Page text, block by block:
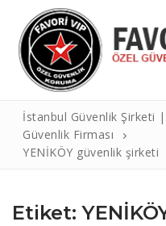
İstanbul Güvenlik Şirketi
Güvenlik Firması
YENİKÖY güvenlik şirketi
Etiket: